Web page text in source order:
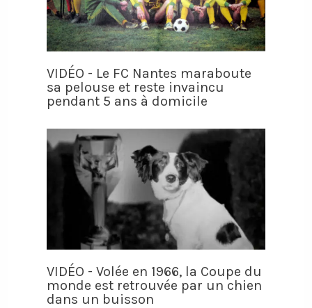
VIDÉO - Le FC Nantes maraboute
sa pelouse et reste invaincu
pendant 5 ans à domicile
VIDÉO - Volée en 1966, la Coupe du
monde est retrouvée par un chien
dans un buisson